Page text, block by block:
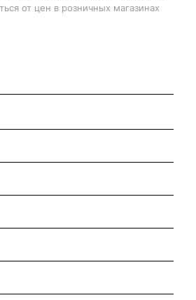
от цен в розничных магазинах